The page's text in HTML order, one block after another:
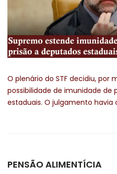
O plenário do STF decidiu, por
possibilidade de imunidade de
estaduais. O julgamento havia
PENSÃO ALIMENTÍCIA